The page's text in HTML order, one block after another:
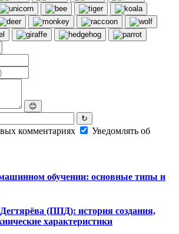
😊
↻
комментариях
Уведомлять об
обучении: основные типы и
(ППД): история создания,
характеристики